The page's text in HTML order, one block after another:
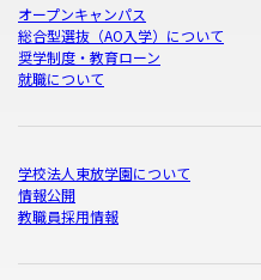
オープンキャンパス
総合型選抜（AO入学）について
奨学制度・教育ローン
就職について
学校法人東放学園について
情報公開
教職員採用情報